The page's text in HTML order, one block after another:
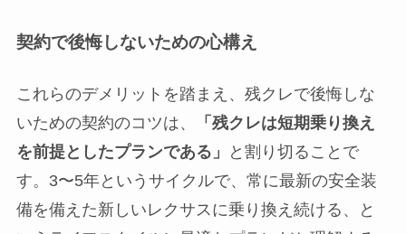
契約で後悔しないための心構え
これらのデメリットを踏まえ、残クレで後悔しな
いための契約のコツは、
「残クレは短期乗り換え
を前提としたプランである」
と割り切ることで
す。3〜5年というサイクルで、常に最新の安全装
備を備えた新しいレクサスに乗り換え続ける、と